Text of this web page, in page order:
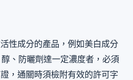
性成分的產品，例如美白成分
、防曬劑達一定濃度者，必須
，通關時須檢附有效的許可字